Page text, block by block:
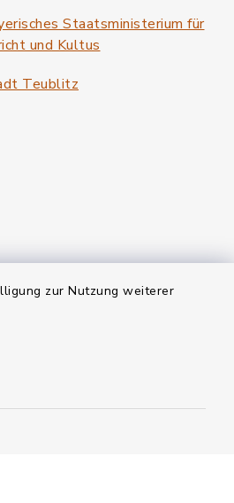
zur Nutzung weiterer
Staatsministerium für
und Kultus
Teublitz